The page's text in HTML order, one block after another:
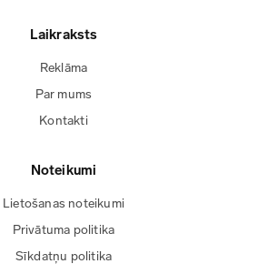
Laikraksts
Reklāma
Par mums
Kontakti
Noteikumi
Lietošanas noteikumi
Privātuma politika
Sīkdatņu politika